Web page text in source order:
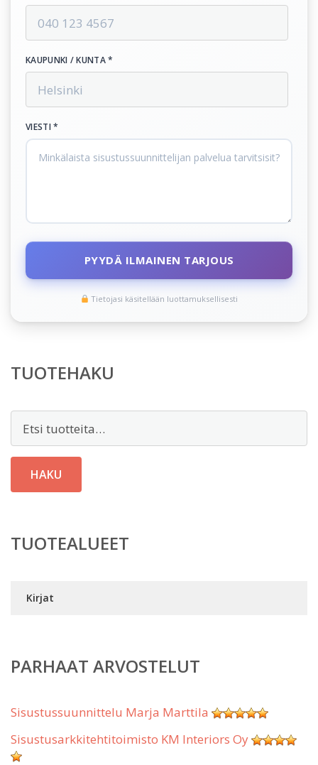
KAUPUNKI / KUNTA *
VIESTI *
PYYDÄ ILMAINEN TARJOUS
Tietojasi käsitellään luottamuksellisesti
TUOTEHAKU
HAKU
TUOTEALUEET
Kirjat
PARHAAT ARVOSTELUT
Sisustussuunnittelu Marja Marttila
Sisustusarkkitehtitoimisto KM Interiors Oy